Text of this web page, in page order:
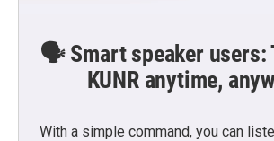
🗣️ Smart speaker users:
KUNR anytime,
With a simple command, you can